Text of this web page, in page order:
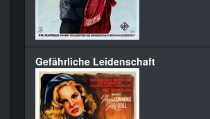
Gefährliche Leidenschaft